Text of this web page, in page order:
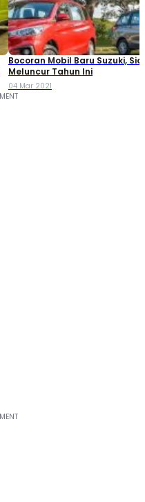
Bocoran Mobil Baru Suzuki,
Meluncur Tahun Ini
04 Mar 2021